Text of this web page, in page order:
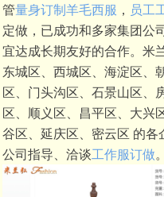
管量身订制羊毛西服 ， 员工
定做，已成功和多家集团公
宜达成长期友好的合作。米
东城区、西城区、海淀区、
区、门头沟区、石景山区、
区、顺义区、昌平区、大兴
谷区、延庆区、密云区 的各
公司指导、洽谈工作服订做。